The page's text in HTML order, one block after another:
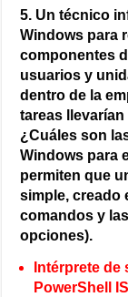
5. Un técnico
Windows para
componentes
usuarios y
dentro de la
tareas
¿Cuáles son
Windows para
permiten que
simple, creado
comandos y
opciones).
Intérprete
PowerShell